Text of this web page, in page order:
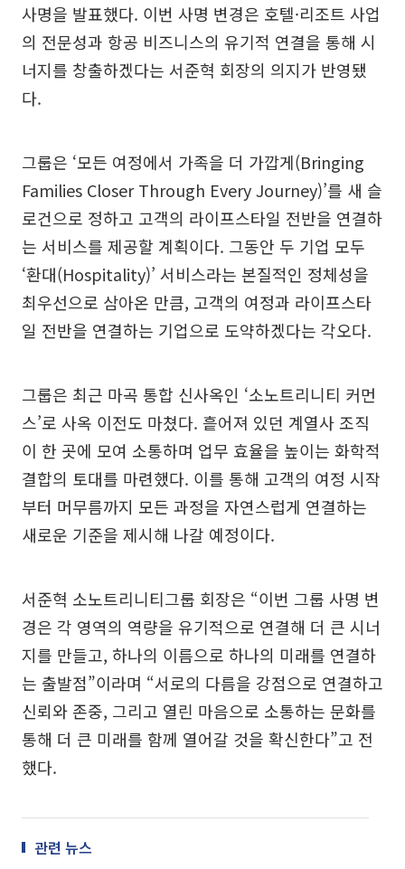
사명을 발표했다. 이번 사명 변경은 호텔·리조트 사업
의 전문성과 항공 비즈니스의 유기적 연결을 통해 시
너지를 창출하겠다는 서준혁 회장의 의지가 반영됐
다.
그룹은 ‘모든 여정에서 가족을 더 가깝게(Bringing
Families Closer Through Every Journey)’를 새 슬
로건으로 정하고 고객의 라이프스타일 전반을 연결하
는 서비스를 제공할 계획이다. 그동안 두 기업 모두
‘환대(Hospitality)’ 서비스라는 본질적인 정체성을
최우선으로 삼아온 만큼, 고객의 여정과 라이프스타
일 전반을 연결하는 기업으로 도약하겠다는 각오다.
그룹은 최근 마곡 통합 신사옥인 ‘소노트리니티 커먼
스’로 사옥 이전도 마쳤다. 흩어져 있던 계열사 조직
이 한 곳에 모여 소통하며 업무 효율을 높이는 화학적
결합의 토대를 마련했다. 이를 통해 고객의 여정 시작
부터 머무름까지 모든 과정을 자연스럽게 연결하는
새로운 기준을 제시해 나갈 예정이다.
서준혁 소노트리니티그룹 회장은 “이번 그룹 사명 변
경은 각 영역의 역량을 유기적으로 연결해 더 큰 시너
지를 만들고, 하나의 이름으로 하나의 미래를 연결하
는 출발점”이라며 “서로의 다름을 강점으로 연결하고
신뢰와 존중, 그리고 열린 마음으로 소통하는 문화를
통해 더 큰 미래를 함께 열어갈 것을 확신한다”고 전
했다.
관련 뉴스